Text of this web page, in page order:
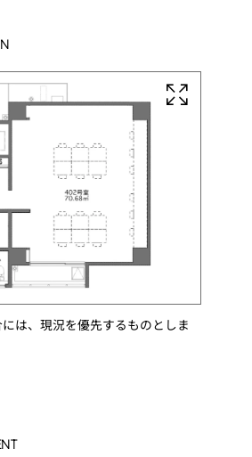
は、現況を優先するものとしま